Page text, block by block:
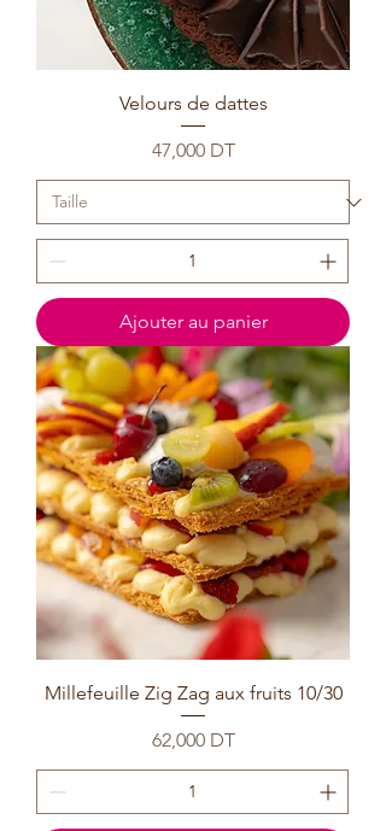
Velours de dattes
Prix
47,000 DT
Ajouter au panier
Millefeuille Zig Zag aux fruits 10/30
Prix
62,000 DT